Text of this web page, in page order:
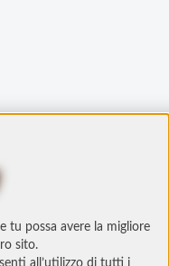
tu possa avere la migliore
sito.
all’utilizzo di tutti i